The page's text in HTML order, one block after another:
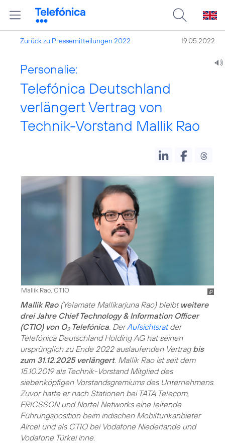
Zurück zu Pressemitteilungen 2022 19.05.2022
Personalie:
Telefónica Deutschland
verlängert Vertrag von
Technik-Vorstand Mallik Rao
Mallik Rao, CTIO
Mallik Rao(Yelamate Mallikarjuna Rao) bleibt weitere
drei Jahre Chief Technology & Information Officer
(CTIO) von O2Telefónica . DerAufsichtsratder
Telefónica Deutschland Holding AG hat seinen
ursprünglich zu Ende 2022 auslaufenden Vertrag bis
zum 31.12.2025 verlängert. Mallik Rao ist seit dem
15.10.2019 als Technik-Vorstand Mitglied des
siebenköpfigen Vorstandsgremiums des Unternehmens.
Zuvor hatte er nach Stationen bei TATA Telecom,
ERICSSON und Nortel Networks eine leitende
Führungsposition beim indischen Mobilfunkanbieter
Aircel und als CTIO bei Vodafone Niederlande und
Vodafone Türkei inne.